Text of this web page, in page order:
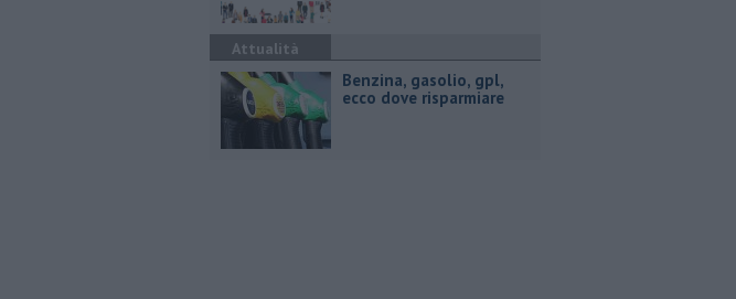
Attualità
​Benzina, gasolio, gpl,
ecco dove risparmiare